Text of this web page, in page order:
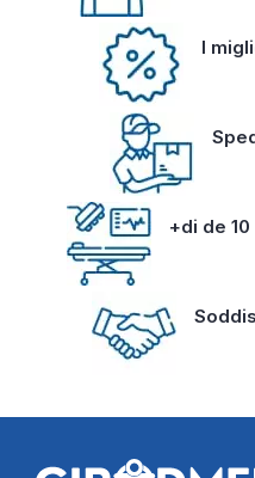
I
+di de